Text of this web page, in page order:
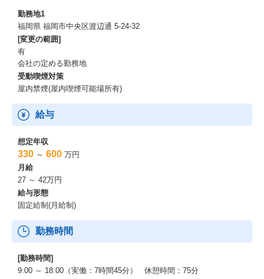
勤務地1
福岡県 福岡市中央区渡辺通 5-24-32
[変更の範囲]
有
会社の定める勤務地
受動喫煙対策
屋内禁煙(屋内喫煙可能場所有)
給与
想定年収
330 ～ 600 万円
月給
27 ～ 42万円
給与形態
固定給制(月給制)
勤務時間
[勤務時間]
9:00 ～ 18:00（実働：7時間45分） 休憩時間：75分